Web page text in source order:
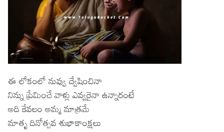
ఈ లోకంలో నువ్వు ద్వేషించినా
నిన్ను ప్రేమించే వాళ్లు ఎవ్వరైనా ఉన్నారంటే
అది కేవలం అమ్మ మాత్రమే
మాతృ దినోత్సవ శుభాకాంక్షలు